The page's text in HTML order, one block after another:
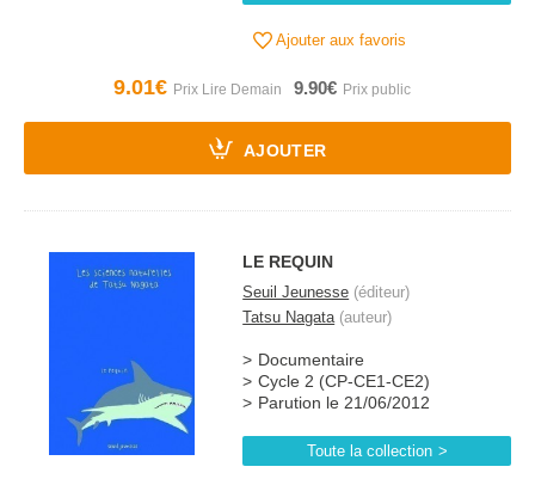
Ajouter aux favoris
9.01€ 9.90€
AJOUTER
LE REQUIN
Seuil Jeunesse (éditeur)
Tatsu Nagata(auteur)
Documentaire
Cycle 2 (CP-CE1-CE2)
Parution le 21/06/2012
Toute la collection